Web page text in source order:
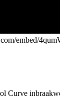
embed/
Curve